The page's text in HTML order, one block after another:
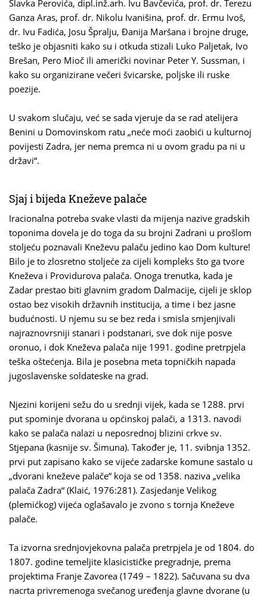
Slavka Perovića, dipl.inž.arh. Ivu Bavčevića, prof. dr. Terezu
Ganza Aras, prof. dr. Nikolu Ivanišina, prof. dr. Ermu Ivoš,
dr. Ivu Fadića, Josu Špralju, Đanija Maršana i brojne druge,
teško je objasniti kako su i otkuda stizali Luko Paljetak, Ivo
Brešan, Pero Mioč ili američki novinar Peter Y. Sussman, i
kako su organizirane večeri švicarske, poljske ili ruske
poezije.
U svakom slučaju, već se sada vjeruje da se rad atelijera
Benini u Domovinskom ratu „neće moći zaobići u kulturnoj
povijesti Zadra, jer nema premca ni u ovom gradu pa ni u
državi“.
Sjaj i bijeda Kneževe palače
Iracionalna potreba svake vlasti da mijenja nazive gradskih
toponima dovela je do toga da su brojni Zadrani u prošlom
stoljeću poznavali Kneževu palaču jedino kao Dom kulture!
Bilo je to zlosretno stoljeće za cijeli kompleks što ga tvore
Kneževa i Providurova palača. Onoga trenutka, kada je
Zadar prestao biti glavnim gradom Dalmacije, cijeli je sklop
ostao bez visokih državnih institucija, a time i bez jasne
budućnosti. U njemu su se bez reda i smisla smjenjivali
najraznovrsniji stanari i podstanari, sve dok nije posve
oronuo, i dok Kneževa palača nije 1991. godine pretrpjela
teška oštećenja. Bila je posebna meta topničkih napada
jugoslavenske soldateske na grad.
Njezini korijeni sežu do u srednji vijek, kada se 1288. prvi
put spominje dvorana u općinskoj palači, a 1313. navodi
kako se palača nalazi u neposrednoj blizini crkve sv.
Stjepana (kasnije sv. Šimuna). Također je, 11. svibnja 1352.
prvi put zapisano kako se vijeće zadarske komune sastalo u
„dvorani kneževe palače“ koja se od 1358. naziva „velika
palača Zadra“ (Klaić, 1976:281). Zasjedanje Velikog
(plemićkog) vijeća oglašavalo je zvono s tornja Kneževe
palače.
Ta izvorna srednjovjekovna palača pretrpjela je od 1804. do
1807. godine temeljite klasicističke pregradnje, prema
projektima Franje Zavorea (1749 – 1822). Sačuvana su dva
nacrta privremenoga svečanog uređenja glavne dvorane (u